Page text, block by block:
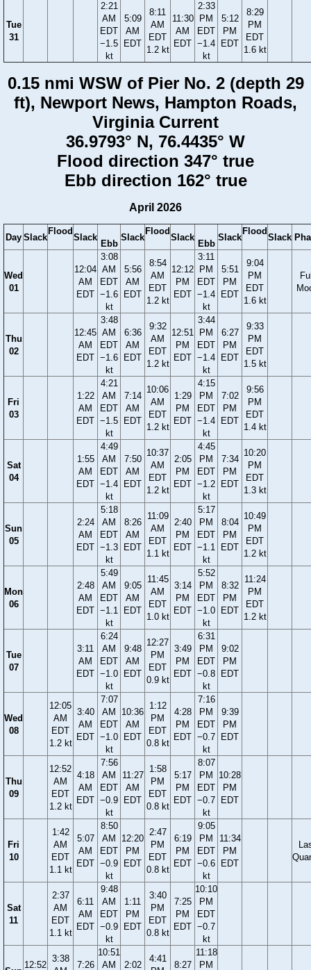
Tue
31
2:21
AM
EDT
−1.5
kt
5:09
AM
EDT
8:11
AM
EDT
1.2 kt
11:30
AM
EDT
2:33
PM
EDT
−1.4
kt
5:12
PM
EDT
8:29
PM
EDT
1.6 kt
0.15 nmi WSW of Pier No. 2 (depth 29
ft), Newport News, Hampton Roads,
Virginia Current
36.9793° N, 76.4435° W
Flood direction 347° true
Ebb direction 162° true
April 2026
Day Slack
Flood
Slack
Ebb
Slack
Flood
Slack
Ebb
Slack
Flood
Slack
Wed
01
12:04
AM
EDT
3:08
AM
EDT
−1.6
kt
5:56
AM
EDT
8:54
AM
EDT
1.2 kt
12:12
PM
EDT
3:11
PM
EDT
−1.4
kt
5:51
PM
EDT
9:04
PM
EDT
1.6 kt
Thu
02
12:45
AM
EDT
3:48
AM
EDT
−1.6
kt
6:36
AM
EDT
9:32
AM
EDT
1.2 kt
12:51
PM
EDT
3:44
PM
EDT
−1.4
kt
6:27
PM
EDT
9:33
PM
EDT
1.5 kt
Fri
03
1:22
AM
EDT
4:21
AM
EDT
−1.5
kt
7:14
AM
EDT
10:06
AM
EDT
1.2 kt
1:29
PM
EDT
4:15
PM
EDT
−1.4
kt
7:02
PM
EDT
9:56
PM
EDT
1.4 kt
Sat
04
1:55
AM
EDT
4:49
AM
EDT
−1.4
kt
7:50
AM
EDT
10:37
AM
EDT
1.2 kt
2:05
PM
EDT
4:45
PM
EDT
−1.2
kt
7:34
PM
EDT
10:20
PM
EDT
1.3 kt
Sun
05
2:24
AM
EDT
5:18
AM
EDT
−1.3
kt
8:26
AM
EDT
11:09
AM
EDT
1.1 kt
2:40
PM
EDT
5:17
PM
EDT
−1.1
kt
8:04
PM
EDT
10:49
PM
EDT
1.2 kt
Mon
06
2:48
AM
EDT
5:49
AM
EDT
−1.1
kt
9:05
AM
EDT
11:45
AM
EDT
1.0 kt
3:14
PM
EDT
5:52
PM
EDT
−1.0
kt
8:32
PM
EDT
11:24
PM
EDT
1.2 kt
Tue
07
3:11
AM
EDT
6:24
AM
EDT
−1.0
kt
9:48
AM
EDT
12:27
PM
EDT
0.9 kt
3:49
PM
EDT
6:31
PM
EDT
−0.8
kt
9:02
PM
EDT
Wed
08
12:05
AM
EDT
1.2 kt
3:40
AM
EDT
7:07
AM
EDT
−1.0
kt
10:36
AM
EDT
1:12
PM
EDT
0.8 kt
4:28
PM
EDT
7:16
PM
EDT
−0.7
kt
9:39
PM
EDT
Thu
09
12:52
AM
EDT
1.2 kt
4:18
AM
EDT
7:56
AM
EDT
−0.9
kt
11:27
AM
EDT
1:58
PM
EDT
0.8 kt
5:17
PM
EDT
8:07
PM
EDT
−0.7
kt
10:28
PM
EDT
Fri
10
1:42
AM
EDT
1.1 kt
5:07
AM
EDT
8:50
AM
EDT
−0.9
kt
12:20
PM
EDT
2:47
PM
EDT
0.8 kt
6:19
PM
EDT
9:05
PM
EDT
−0.6
kt
11:34
PM
EDT
Sat
11
2:37
AM
EDT
1.1 kt
6:11
AM
EDT
9:48
AM
EDT
−0.9
kt
1:11
PM
EDT
3:40
PM
EDT
0.8 kt
7:25
PM
EDT
10:10
PM
EDT
−0.7
kt
12:52
3:38
7:26
10:51
AM
2:02
4:41
8:27
11:18
PM